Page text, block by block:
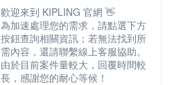
歡迎來到 KIPLING 官網 👋
為加速處理您的需求，請點選下方
按鈕查詢相關資訊；若無法找到所
需內容，還請聯繫線上客服協助。
由於目前案件量較大，回覆時間較
長，感謝您的耐心等候！